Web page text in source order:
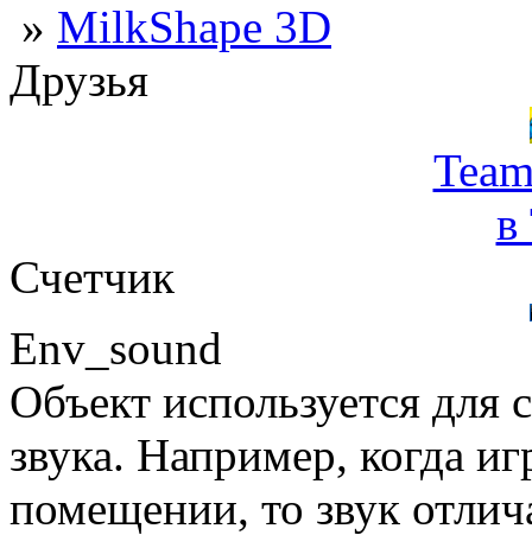
» MilkShape 3D
Друзья
в
Счетчик
Env_sound
Объект используется для
звука. Например, когда
помещении, то звук